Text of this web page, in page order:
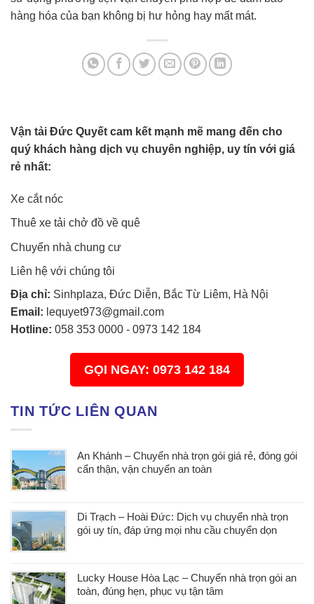
hàng hóa của bạn không bị hư hỏng hay mất mát.
Vận tải Đức Quyết cam kết mạnh mẽ mang đến cho
quý khách hàng dịch vụ chuyên nghiệp, uy tín với giá
rẻ nhất:
Xe cắt nóc
Thuê xe tải chở đồ về quê
Chuyển nhà chung cư
Liên hệ với chúng tôi
Địa chỉ: Sinhplaza, Đức Diễn, Bắc Từ Liêm, Hà Nội
Email: lequyet973@gmail.com
Hotline: 058 353 0000 - 0973 142 184
GỌI NGAY: 0973 142 184
TIN TỨC LIÊN QUAN
An Khánh – Chuyển nhà trọn gói giá rẻ, đóng gói
cẩn thận, vận chuyển an toàn
Di Trạch – Hoài Đức: Dịch vụ chuyển nhà trọn
gói uy tín, đáp ứng mọi nhu cầu chuyển dọn
Lucky House Hòa Lạc – Chuyển nhà trọn gói an
toàn, đúng hẹn, phục vụ tận tâm